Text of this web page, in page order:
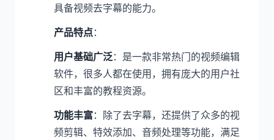
具备视频去字幕的能力。
产品特点：
用户基础广泛：是一款非常热门的视频编辑
软件，很多人都在使用，拥有庞大的用户社
区和丰富的教程资源。
功能丰富：除了去字幕，还提供了众多的视
频剪辑、特效添加、音频处理等功能，满足